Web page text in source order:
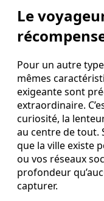
Le
Pour un autre
mêmes
exigeante sont
extraordinaire.
curiosité, la
au centre de tout.
que la ville existe
ou vos réseaux
profondeur
capturer.